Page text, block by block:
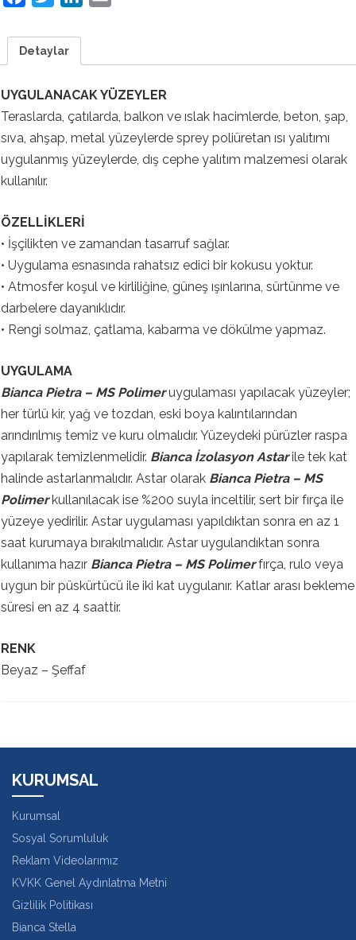
Detaylar
UYGULANACAK YÜZEYLER
Teraslarda, çatılarda, balkon ve ıslak hacimlerde, beton, şap,
sıva, ahşap, metal yüzeylerde sprey poliüretan ısı yalıtımı
uygulanmış yüzeylerde, dış cephe yalıtım malzemesi olarak
kullanılır.
ÖZELLİKLERİ
• İşçilikten ve zamandan tasarruf sağlar.
• Uygulama esnasında rahatsız edici bir kokusu yoktur.
• Atmosfer koşul ve kirliliğine, güneş ışınlarına, sürtünme ve
darbelere dayanıklıdır.
• Rengi solmaz, çatlama, kabarma ve dökülme yapmaz.
UYGULAMA
Bianca Pietra – MS Polimeruygulaması yapılacak yüzeyler;
her türlü kir, yağ ve tozdan, eski boya kalıntılarından
arındırılmış temiz ve kuru olmalıdır. Yüzeydeki pürüzler raspa
yapılarak temizlenmelidir. Bianca İzolasyon Astarile tek kat
halinde astarlanmalıdır. Astar olarak Bianca Pietra – MS
Polimerkullanılacak ise %200 suyla inceltilir, sert bir fırça ile
yüzeye yedirilir. Astar uygulaması yapıldıktan sonra en az 1
saat kurumaya bırakılmalıdır. Astar uygulandıktan sonra
kullanıma hazır Bianca Pietra – MS Polimerfırça, rulo veya
uygun bir püskürtücü ile iki kat uygulanır. Katlar arası bekleme
süresi en az 4 saattir.
RENK
Beyaz – Şeffaf
KURUMSAL
Kurumsal
Sosyal Sorumluluk
Reklam Videolarımız
KVKK Genel Aydınlatma Metni
Gizlilik Politikası
Bianca Stella